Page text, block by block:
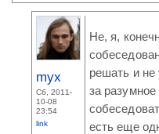
myx
Сб, 2011-
10-08
23:54
link
Не, я,
решать и
за
есть еще